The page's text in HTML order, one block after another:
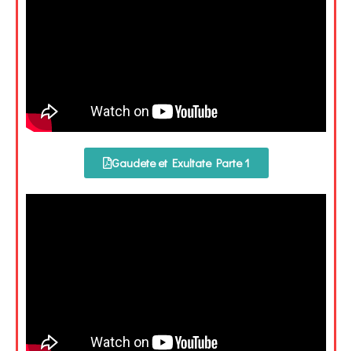
Gaudete et Exultate Parte 1